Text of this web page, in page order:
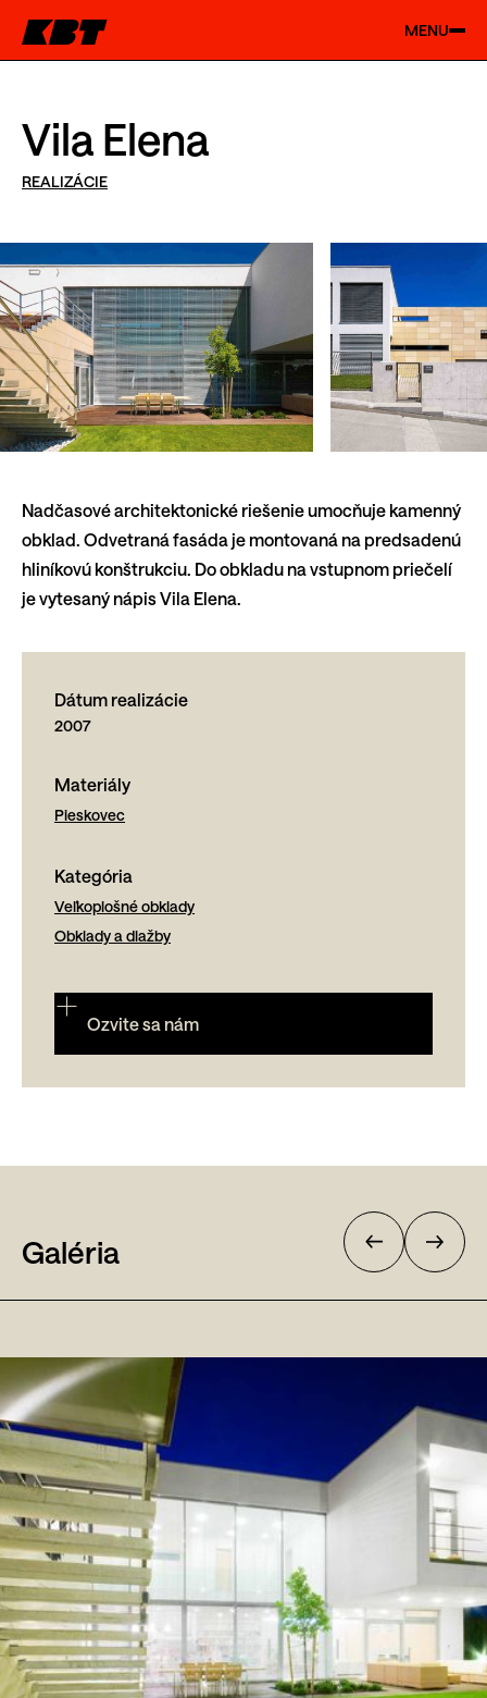
MENU
Vila Elena
REALIZÁCIE
Nadčasové architektonické riešenie umocňuje kamenný
obklad. Odvetraná fasáda je montovaná na predsadenú
hliníkovú konštrukciu. Do obkladu na vstupnom priečelí
je vytesaný nápis Vila Elena.
Dátum realizácie
2007
Materiály
Pieskovec
Kategória
Veľkoplošné obklady
Obklady a dlažby
Ozvite sa nám
Galéria